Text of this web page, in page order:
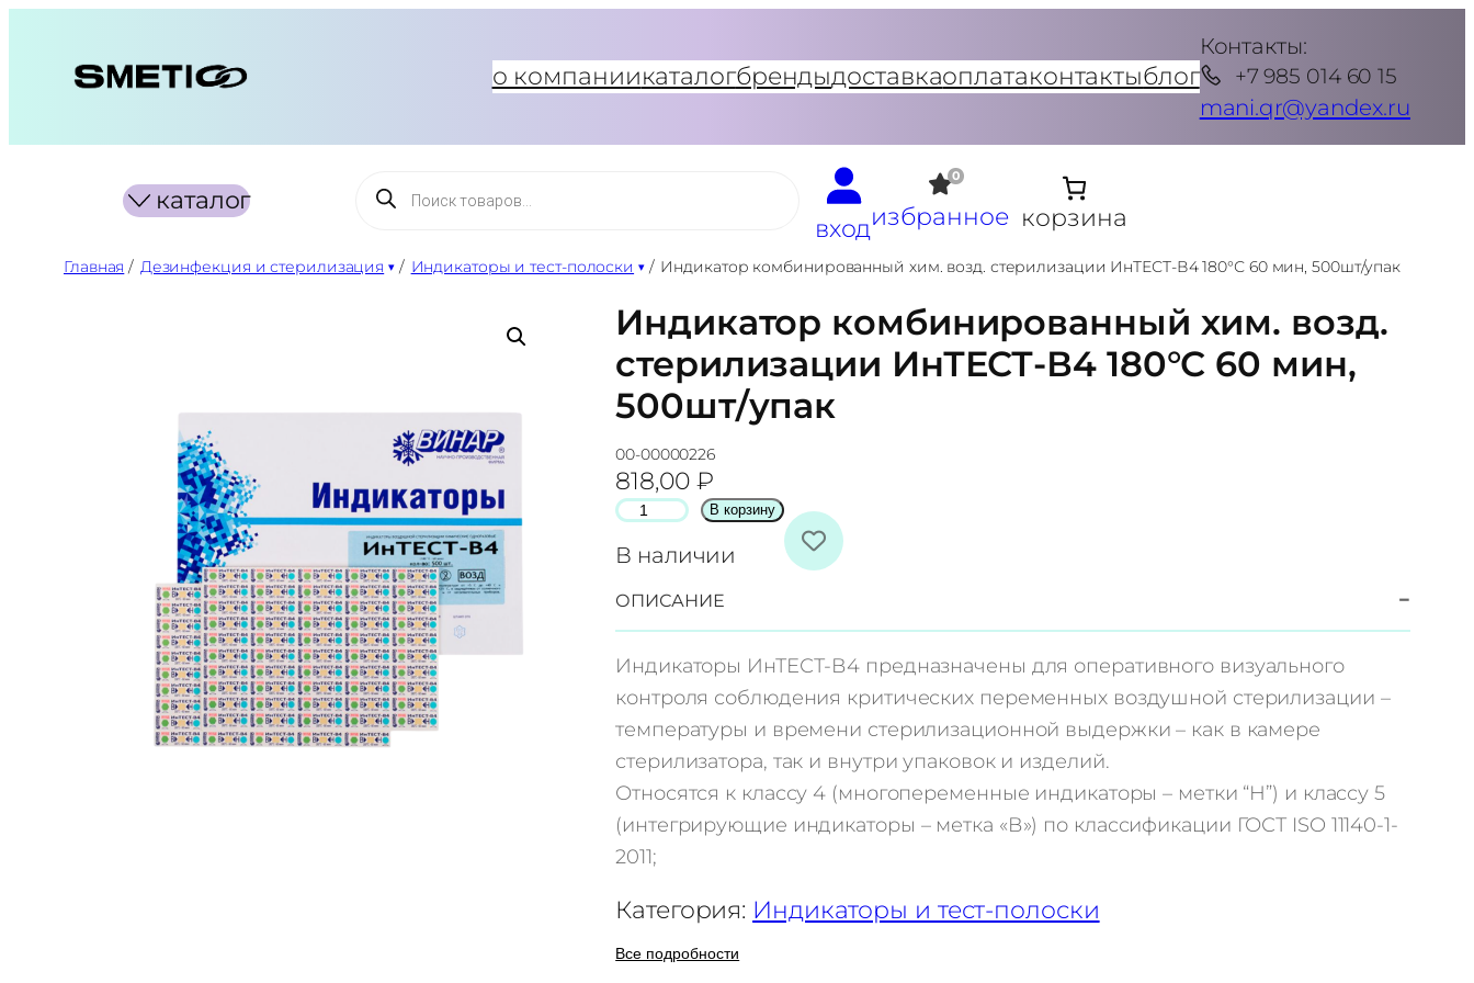
содержимому
о компаниикаталогбрендыдоставкаоплатаконтактыблог
Контакты:
+7 985 014 60 15
mani.qr@yandex.ru
каталог
Поиск
товаров
вход
0
избранное корзина
Главная / Дезинфекция и стерилизация / Индикаторы и тест-полоски / Индикатор комбинированный хим. возд. стерилизации ИнТЕСТ-В4 180°С 60 мин, 500шт/упак
Индикатор комбинированный хим. возд.
стерилизации ИнТЕСТ-В4 180°С 60 мин,
500шт/упак
00-00000226
818,00 ₽
В наличии
К
о
и
е
с
т
в
о
т
в
а
В корзину
ОПИСАНИЕ −
Индикаторы ИнТЕСТ-В4 предназначены для оперативного визуального
контроля соблюдения критических переменных воздушной стерилизации –
температуры и времени стерилизационной выдержки – как в камере
стерилизатора, так и внутри упаковок и изделий.
Относятся к классу 4 (многопеременные индикаторы – метки “Н”) и классу 5
(интегрирующие индикаторы – метка «В») по классификации ГОСТ ISO 11140-1-
2011;
Категория: Индикаторы и тест-полоски
Все подробности